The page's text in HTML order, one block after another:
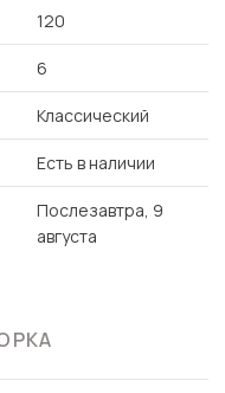
120
6
Классический
Есть в наличии
Послезавтра, 9
августа